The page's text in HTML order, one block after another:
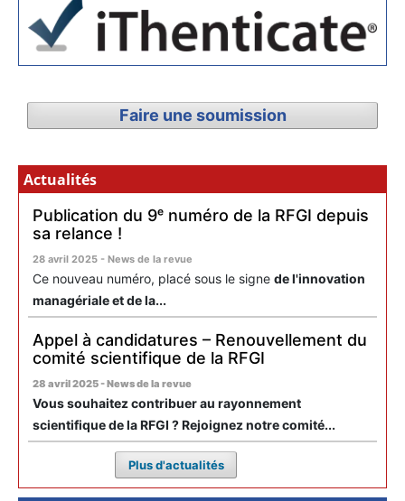
Faire une soumission
Actualités
Publication du 9ᵉ numéro de la RFGI depuis
sa relance !
28 avril 2025 - News de la revue
Ce nouveau numéro, placé sous le signe de l'innovation
managériale et de la...
Appel à candidatures – Renouvellement du
comité scientifique de la RFGI
28 avril 2025 - News de la revue
Vous souhaitez contribuer au rayonnement
scientifique de la RFGI ? Rejoignez notre comité...
Plus d'actualités